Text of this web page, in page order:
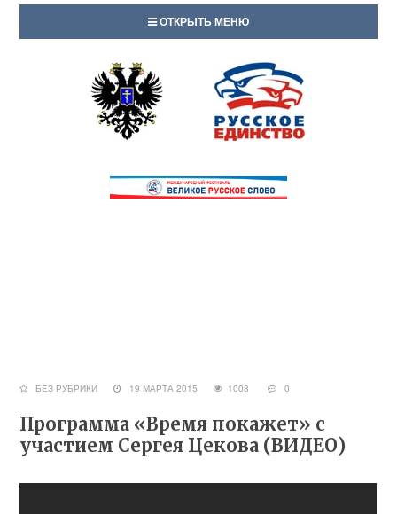
ОТКРЫТЬ МЕНЮ
БЕЗ РУБРИКИ 19 МАРТА 2015 1008 0
Программа «Время покажет» с
участием Сергея Цекова (ВИДЕО)